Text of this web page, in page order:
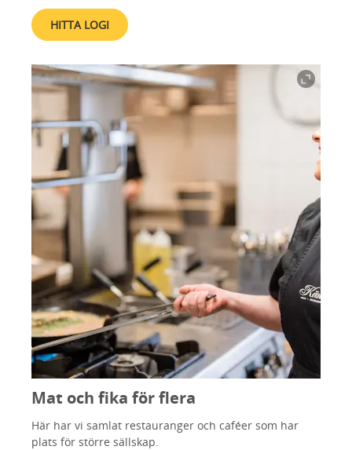
HITTA LOGI
Mat och fika för flera
Här har vi samlat restauranger och caféer som har
plats för större sällskap.